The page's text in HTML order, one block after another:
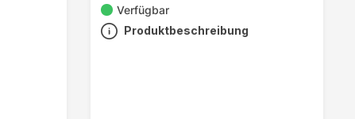
Verfügbar
Produktbeschreibung